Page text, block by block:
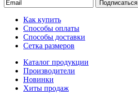
Подписаться
Как купить
Способы оплаты
Способы доставки
Сетка размеров
Каталог продукции
Производители
Новинки
Хиты продаж